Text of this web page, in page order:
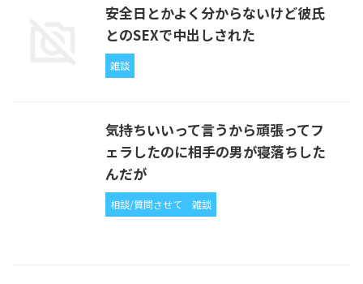
安全日とかよく分からないけど彼氏
とのSEXで中出しされた
雑談
気持ちいいって言うから頑張ってフ
ェラしたのに相手の男が寝落ちした
んだが
相談/質問させて 雑談